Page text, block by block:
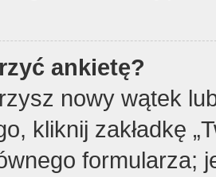
ankietę?
nowy wątek
kliknij zakładkę
formularza;